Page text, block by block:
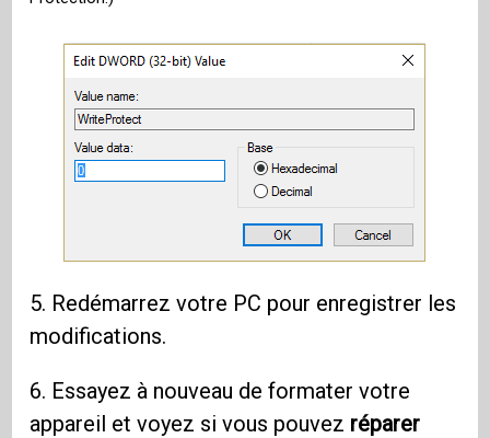
5. Redémarrez votre PC pour enregistrer les
modifications.
6. Essayez à nouveau de formater votre
appareil et voyez si vous pouvez réparer